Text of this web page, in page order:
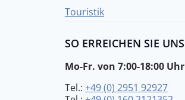
Touristik
SO ERREICHEN SIE UNS
Mo-Fr. von 7:00-18:00 Uhr
Tel.: +49 (0) 2951 92927